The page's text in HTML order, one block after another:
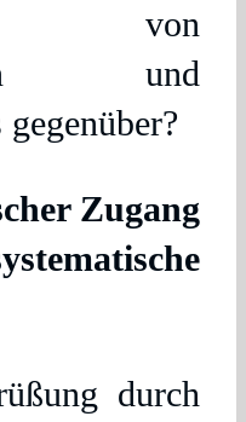
von
und
Zugang
durch